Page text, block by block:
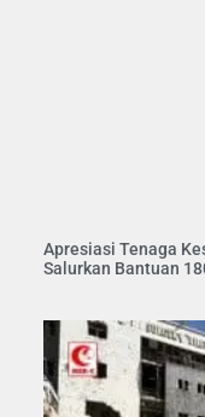
Apresiasi Tenaga
Salurkan Bantuan